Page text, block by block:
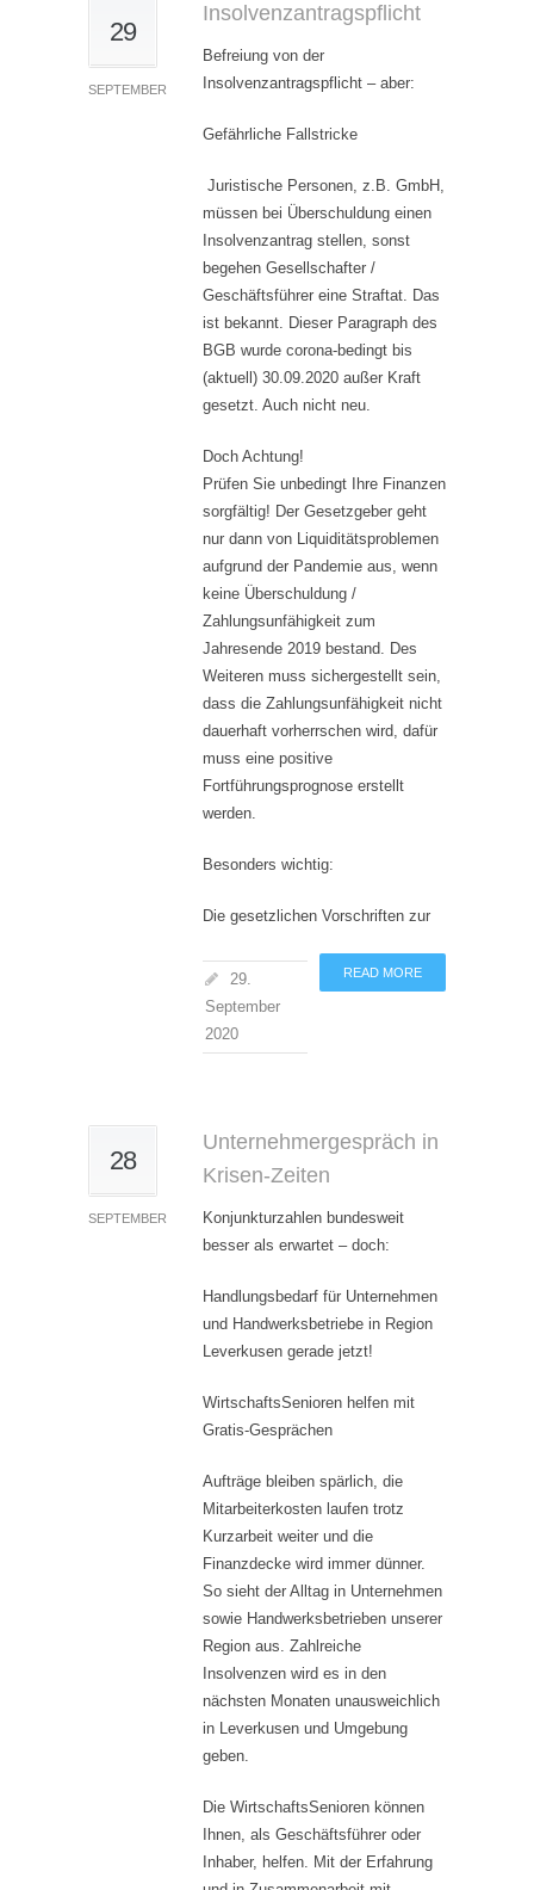
29
SEPTEMBER
Insolvenzantragspflicht
Befreiung von der
Insolvenzantragspflicht – aber:
Gefährliche Fallstricke
Juristische Personen, z.B. GmbH,
müssen bei Überschuldung einen
Insolvenzantrag stellen, sonst
begehen Gesellschafter /
Geschäftsführer eine Straftat. Das
ist bekannt. Dieser Paragraph des
BGB wurde corona-bedingt bis
(aktuell) 30.09.2020 außer Kraft
gesetzt. Auch nicht neu.
Doch Achtung!
Prüfen Sie unbedingt Ihre Finanzen
sorgfältig! Der Gesetzgeber geht
nur dann von Liquiditätsproblemen
aufgrund der Pandemie aus, wenn
keine Überschuldung /
Zahlungsunfähigkeit zum
Jahresende 2019 bestand. Des
Weiteren muss sichergestellt sein,
dass die Zahlungsunfähigkeit nicht
dauerhaft vorherrschen wird, dafür
muss eine positive
Fortführungsprognose erstellt
werden.
Besonders wichtig:
Die gesetzlichen Vorschriften zur
READ MORE
29.
September
2020
28
SEPTEMBER
Unternehmergespräch in
Krisen-Zeiten
Konjunkturzahlen bundesweit
besser als erwartet – doch:
Handlungsbedarf für Unternehmen
und Handwerksbetriebe in Region
Leverkusen gerade jetzt!
WirtschaftsSenioren helfen mit
Gratis-Gesprächen
Aufträge bleiben spärlich, die
Mitarbeiterkosten laufen trotz
Kurzarbeit weiter und die
Finanzdecke wird immer dünner.
So sieht der Alltag in Unternehmen
sowie Handwerksbetrieben unserer
Region aus. Zahlreiche
Insolvenzen wird es in den
nächsten Monaten unausweichlich
in Leverkusen und Umgebung
geben.
Die WirtschaftsSenioren können
Ihnen, als Geschäftsführer oder
Inhaber, helfen. Mit der Erfahrung